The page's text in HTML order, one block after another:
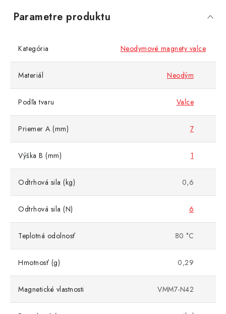
Parametre produktu
Kategória Neodymové magnety valce
Materiál Neodým
Podľa tvaru Valce
Priemer A (mm) 7
Výška B (mm) 1
Odtrhová sila (kg) 0,6
Odtrhová sila (N) 6
Teplotná odolnosť 80 °C
Hmotnosť (g) 0,29
Magnetické vlastnosti VMM7-N42